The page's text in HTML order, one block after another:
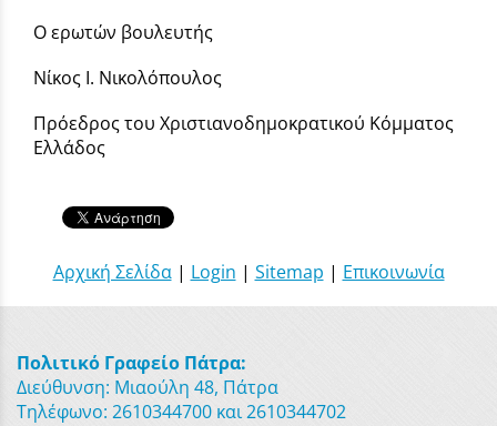
Ο ερωτών βουλευτής
Νίκος Ι. Νικολόπουλος
Πρόεδρος του Χριστιανοδημοκρατικού Κόμματος
Ελλάδος
Αρχική Σελίδα| Login | Sitemap | Επικοινωνία
Πολιτικό Γραφείο Πάτρα:
Διεύθυνση: Μιαούλη 48, Πάτρα
Τηλέφωνο: 2610344700 και 2610344702